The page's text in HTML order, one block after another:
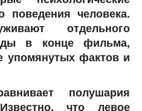
поведения человека.
отдельного
в конце фильма,
упомянутых фактов и
полушария
что левое